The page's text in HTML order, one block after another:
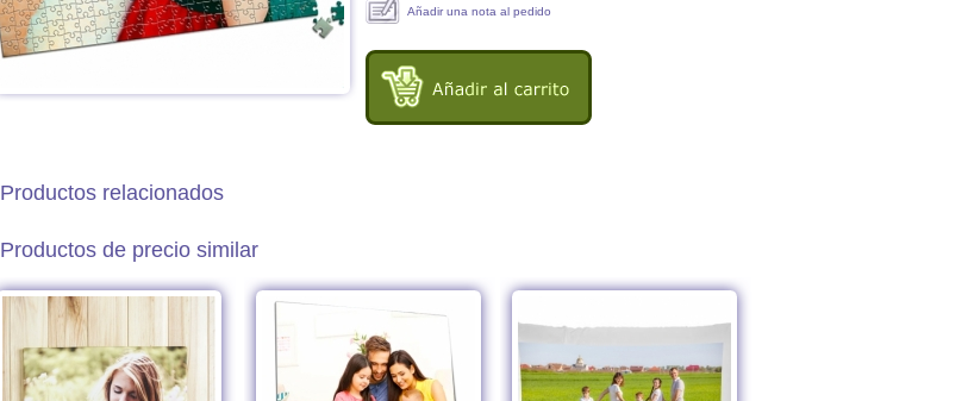
Añadir una nota al pedido
Productos relacionados
Productos de precio similar